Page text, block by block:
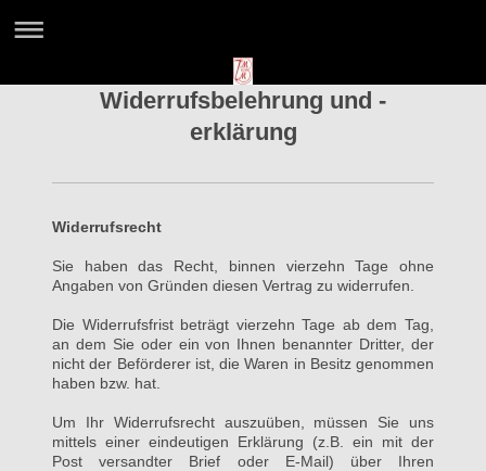
Widerrufsbelehrung und -
erklärung
Widerrufsrecht
Sie haben das Recht, binnen vierzehn Tage ohne
Angaben von Gründen diesen Vertrag zu widerrufen.
Die Widerrufsfrist beträgt vierzehn Tage ab dem Tag,
an dem Sie oder ein von Ihnen benannter Dritter, der
nicht der Beförderer ist, die Waren in Besitz genommen
haben bzw. hat.
Um Ihr Widerrufsrecht auszuüben, müssen Sie uns
mittels einer eindeutigen Erklärung (z.B. ein mit der
Post versandter Brief oder E-Mail) über Ihren